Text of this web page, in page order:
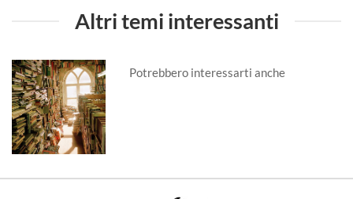
Altri temi interessanti
Potrebbero interessarti anche